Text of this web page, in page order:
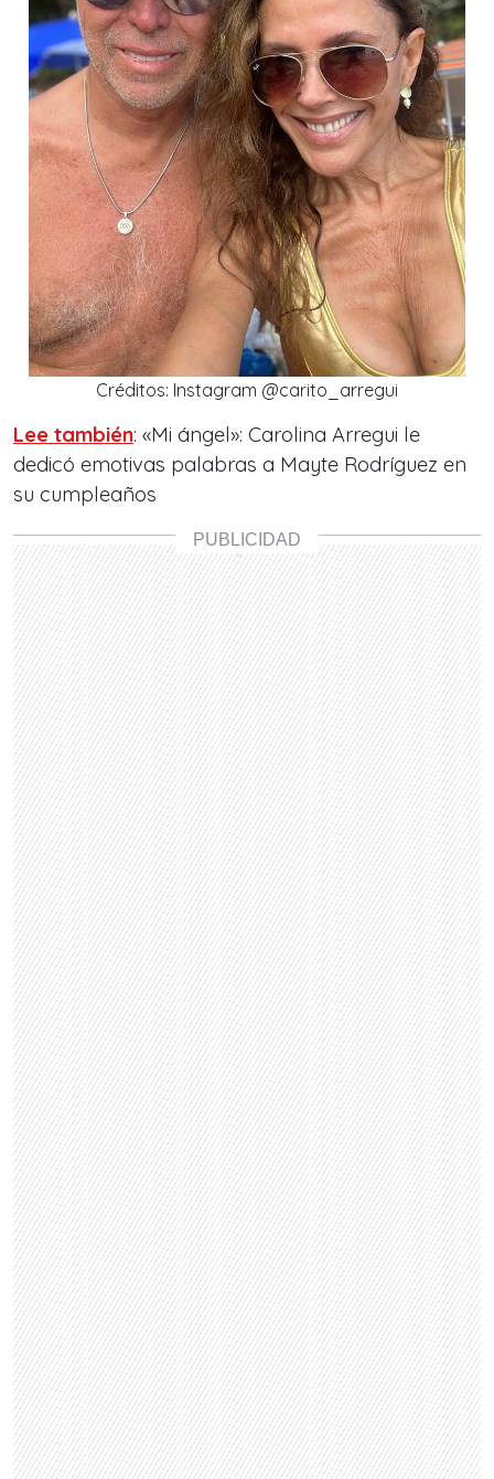
Créditos: Instagram @carito_arregui
Lee también: «Mi ángel»: Carolina Arregui le
dedicó emotivas palabras a Mayte Rodríguez en
su cumpleaños